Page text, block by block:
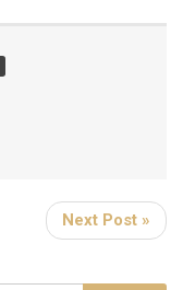
Next Post »